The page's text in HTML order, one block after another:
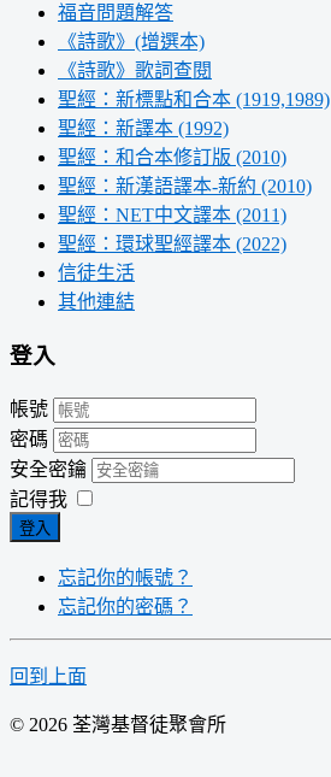
福音問題解答
《詩歌》(增選本)
《詩歌》歌詞查閱
聖經：新標點和合本 (1919,1989)
聖經：新譯本 (1992)
聖經：和合本修訂版 (2010)
聖經：新漢語譯本-新約 (2010)
聖經：NET中文譯本 (2011)
聖經：環球聖經譯本 (2022)
信徒生活
其他連結
登入
帳號
密碼
安全密鑰
記得我
登入
忘記你的帳號？
忘記你的密碼？
回到上面
© 2026 荃灣基督徒聚會所